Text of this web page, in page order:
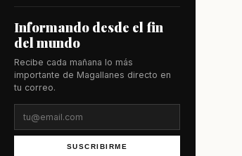
Informando desde el fin
del mundo
Recibe cada mañana lo más
importante de Magallanes directo en
tu correo.
SUSCRIBIRME